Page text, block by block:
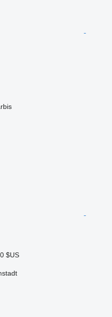
$US